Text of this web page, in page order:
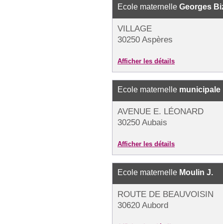
Ecole maternelle Georges
VILLAGE
30250 Aspères
Afficher les détails
Ecole maternelle municipale
AVENUE E. LÉONARD
30250 Aubais
Afficher les détails
Ecole maternelle Moulin J.
ROUTE DE BEAUVOISIN
30620 Aubord